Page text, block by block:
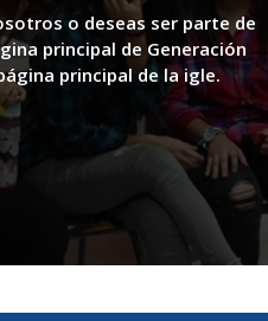
o deseas ser parte de
principal de Generación
principal de la igle.